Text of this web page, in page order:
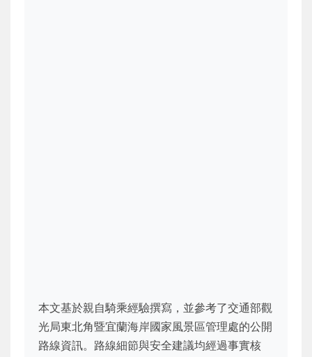
本文基於親自騎乘經驗撰寫，並參考了交通部觀
光局東北角暨宜蘭海岸國家風景區管理處的公開
路線資訊。路線細節與安全建議均經過事實核